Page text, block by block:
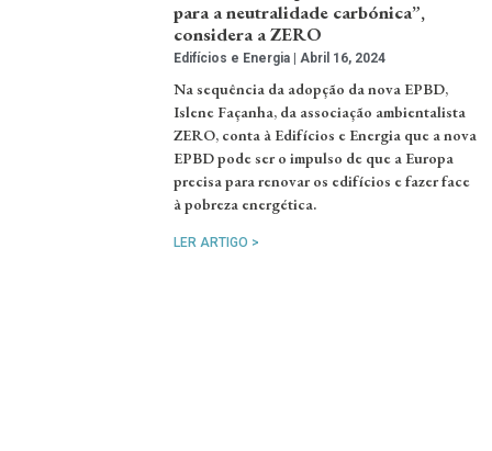
para a neutralidade carbónica”,
considera a ZERO
Edifícios e Energia Abril 16, 2024
Na sequência da adopção da nova EPBD,
Islene Façanha, da associação ambientalista
ZERO, conta à Edifícios e Energia que a nova
EPBD pode ser o impulso de que a Europa
precisa para renovar os edifícios e fazer face
à pobreza energética.
LER ARTIGO >